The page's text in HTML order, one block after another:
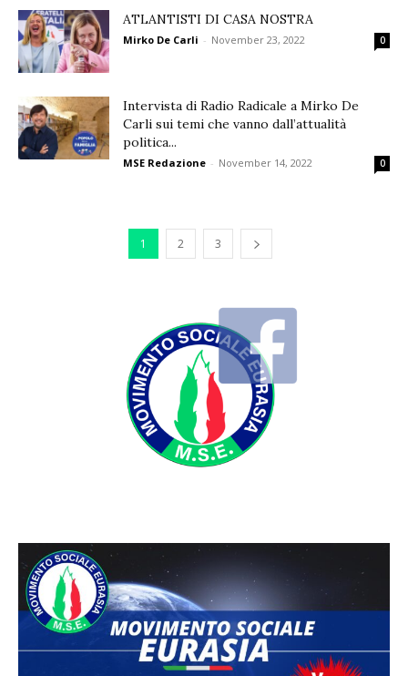
ATLANTISTI DI CASA NOSTRA
Mirko De Carli - November 23, 2022 0
Intervista di Radio Radicale a Mirko De
Carli sui temi che vanno dall’attualità
politica...
MSE Redazione - November 14, 2022 0
1 2 3